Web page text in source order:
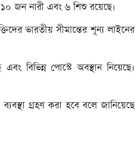
জন নারী এবং ৬ শিশু রয়েছে।
ভারতীয় সীমান্তের শূন্য লাইনের
বিভিন্ন পোস্টে অবস্থান নিয়েছে।
গ্রহণ করা হবে বলে জানিয়েছে